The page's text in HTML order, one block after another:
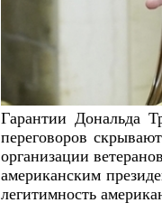
Гарантии Дональда
переговоров
организации
американским
легитимность